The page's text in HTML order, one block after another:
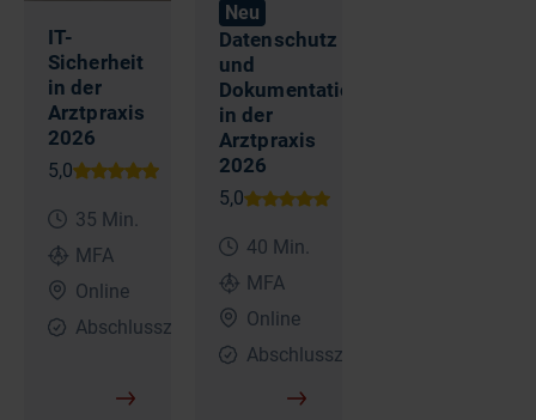
IT-
Sicherheit
in der
Arztpraxis
2026
35 Min.
MFA
Online
Abschlusszertifikat
Neu
Datenschutz
und
Dokumentation
in der
Arztpraxis
2026
40 Min.
MFA
Online
Abschlusszertifikat